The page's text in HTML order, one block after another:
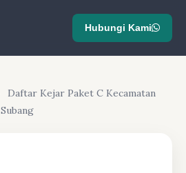
Hubungi Kami
Daftar Kejar Paket C Kecamatan